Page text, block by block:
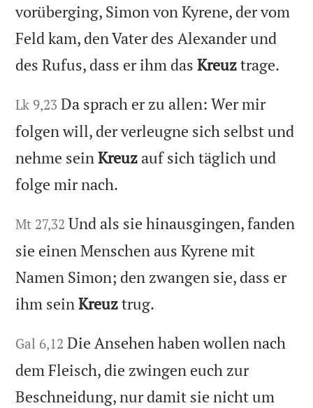
vorüberging, Simon von Kyrene, der vom
Feld kam, den Vater des Alexander und
des Rufus, dass er ihm dasKreuztrage.
Lk 9,23 Da sprach er zu allen: Wer mir
folgen will, der verleugne sich selbst und
nehme seinKreuz auf sich täglich und
folge mir nach.
Mt 27,32 Und als sie hinausgingen, fanden
sie einen Menschen aus Kyrene mit
Namen Simon; den zwangen sie, dass er
ihm seinKreuztrug.
Gal 6,12 Die Ansehen haben wollen nach
dem Fleisch, die zwingen euch zur
Beschneidung, nur damit sie nicht um